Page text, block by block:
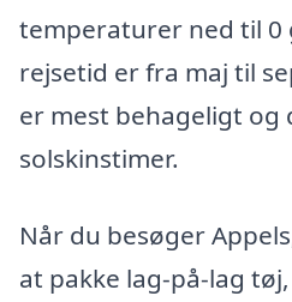
temperaturer ned til 0
rejsetid er fra maj til
er mest behageligt og
solskinstimer.
Når du besøger
at pakke lag-på-lag